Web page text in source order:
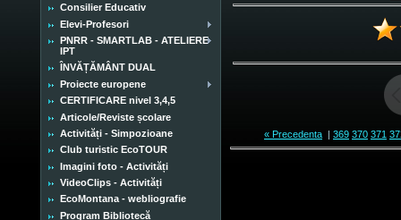
Consilier Educativ
Elevi-Profesori
PNRR - SMARTLAB - ATELIERE
IPT
ÎNVĂȚĂMÂNT DUAL
Proiecte europene
CERTIFICARE nivel 3,4,5
Articole/Reviste școlare
Activități - Simpozioane
Club turistic EcoTOUR
Imagini foto - Activități
VideoClips - Activități
EcoMontana - webliografie
Program Bibliotecă
« Precedenta | 369 370 371